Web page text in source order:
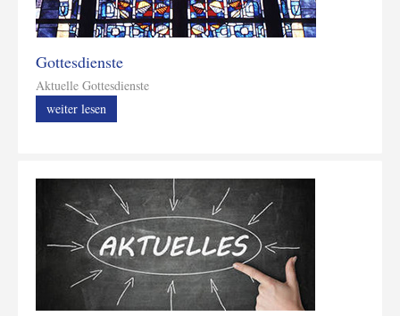
Gottesdienste
Aktuelle Gottesdienste
weiter lesen